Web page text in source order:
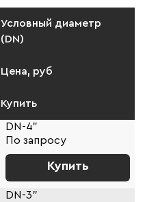
Условный диаметр
(DN)
Цена, руб
Купить
DN-4"
По запросу
Купить
DN-3"